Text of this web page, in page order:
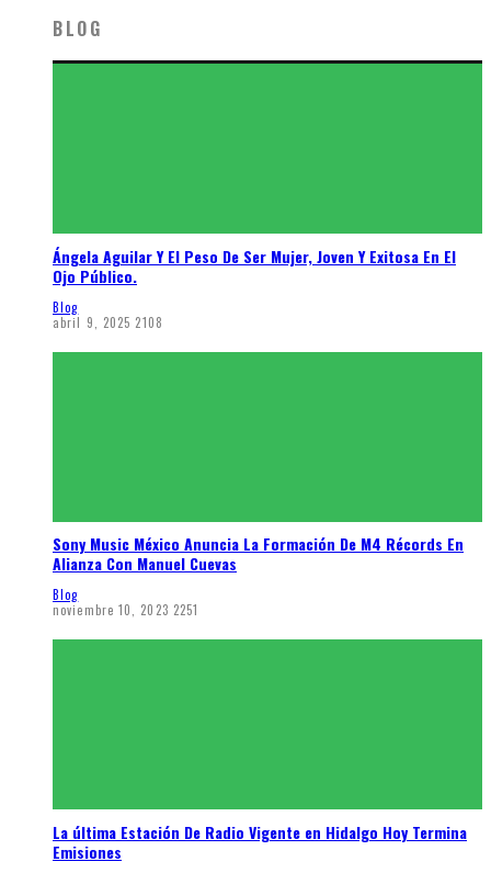
BLOG
Ángela Aguilar Y El Peso De Ser Mujer, Joven Y Exitosa En El
Ojo Público.
Blog
abril 9, 2025 2108
Sony Music México Anuncia La Formación De M4 Récords En
Alianza Con Manuel Cuevas
Blog
noviembre 10, 2023 2251
La última Estación De Radio Vigente en Hidalgo Hoy Termina
Emisiones